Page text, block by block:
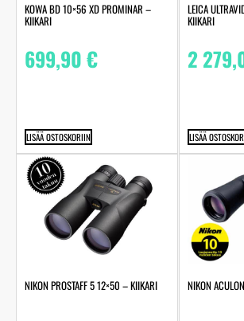
KOWA BD 10×56 XD PROMINAR –
KIIKARI
699,90€
LISÄÄ OSTOSKORIIN
LEICA
KIIKARI
2
LISÄÄ
NIKON PROSTAFF 5 12×50 – KIIKARI NIKON